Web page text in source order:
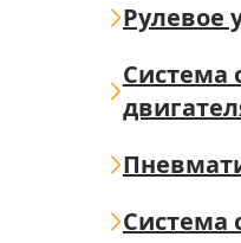
Рулевое
Система
Система